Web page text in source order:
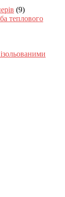
(9)
теплового